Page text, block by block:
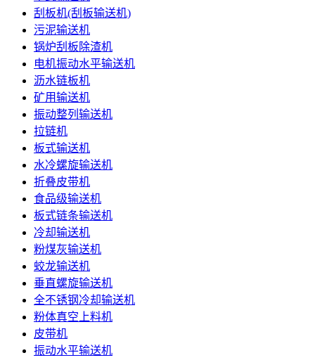
刮板机(刮板输送机)
污泥输送机
锅炉刮板除渣机
电机振动水平输送机
沥水链板机
矿用输送机
振动整列输送机
拉链机
板式输送机
水冷螺旋输送机
折叠皮带机
食品级输送机
板式链条输送机
冷却输送机
粉煤灰输送机
蛟龙输送机
垂直螺旋输送机
全不锈钢冷却输送机
粉体真空上料机
皮带机
振动水平输送机